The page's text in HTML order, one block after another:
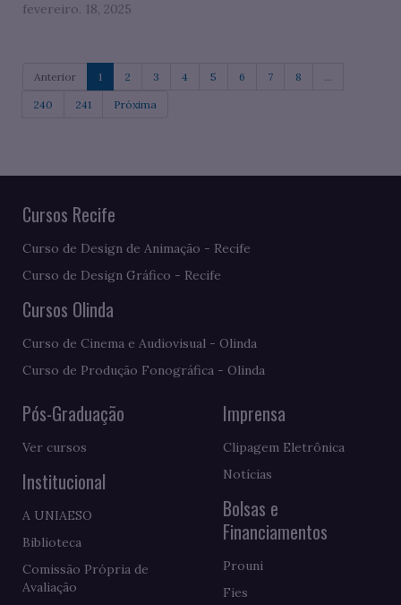
fevereiro. 18, 2025
Anterior 1 2 3 4 5 6 7 8 ...
240 241 Próxima
Cursos Recife
Curso de Design de Animação - Recife
Curso de Design Gráfico - Recife
Cursos Olinda
Curso de Cinema e Audiovisual - Olinda
Curso de Produção Fonográfica - Olinda
Pós-Graduação
Ver cursos
Institucional
A UNIAESO
Biblioteca
Comissão Própria de
Avaliação
Imprensa
Clipagem Eletrônica
Notícias
Bolsas e
Financiamentos
Prouni
Fies